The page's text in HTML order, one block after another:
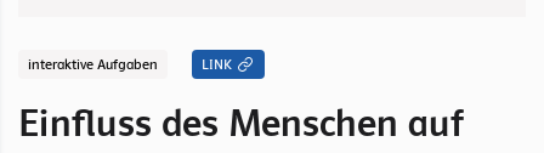
interaktive Aufgaben LINK
Einfluss des Menschen auf